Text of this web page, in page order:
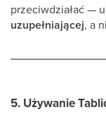
przeciwdziałać —
uzupełniającej, a
5. Używanie